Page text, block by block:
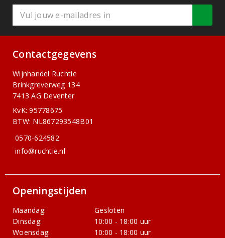
Contactgegevens
Wijnhandel Ruchtie
Brinkgreverweg 134
7413 AG Deventer
KvK: 95778675
BTW: NL867293548B01
0570-624582
info@ruchtie.nl
Openingstijden
Maandag:
Gesloten
Dinsdag:
10:00 - 18:00 uur
Woensdag:
10:00 - 18:00 uur